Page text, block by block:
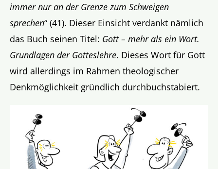
immer nur an der Grenze zum Schweigen
sprechen“ (41). Dieser Einsicht verdankt nämlich
das Buch seinen Titel: Gott – mehr als ein Wort.
Grundlagen der Gotteslehre. Dieses Wort für Gott
wird allerdings im Rahmen theologischer
Denkmöglichkeit gründlich durchbuchstabiert.